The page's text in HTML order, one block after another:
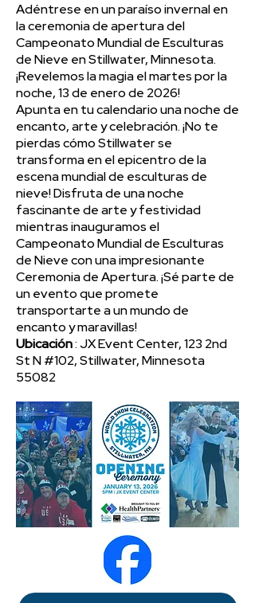
Adéntrese en un paraíso invernal en
la ceremonia de apertura del
Campeonato Mundial de Esculturas
de Nieve en Stillwater, Minnesota.
¡Revelemos la magia el martes por la
noche, 13 de enero de 2026!
Apunta en tu calendario una noche de
encanto, arte y celebración. ¡No te
pierdas cómo Stillwater se
transforma en el epicentro de la
escena mundial de esculturas de
nieve! Disfruta de una noche
fascinante de arte y festividad
mientras inauguramos el
Campeonato Mundial de Esculturas
de Nieve con una impresionante
Ceremonia de Apertura. ¡Sé parte de
un evento que promete
transportarte a un mundo de
encanto y maravillas!
Ubicación: JX Event Center, 123 2nd
St N #102, Stillwater, Minnesota
55082